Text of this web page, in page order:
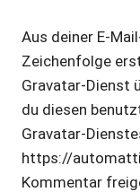
Aus deiner E-
Zeichenfolge
Gravatar-Dienst
du diesen
Gravatar-
https://
Kommentar